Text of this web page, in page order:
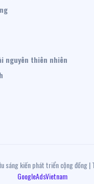
nguyên thiên nhiên
sáng kiến phát triển cộng đồng |
GoogleAdsVietnam